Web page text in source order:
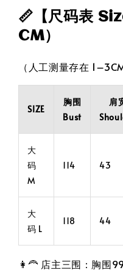
📏【尺码表
CM）
（人工测量存在
SIZE
胸围
Bust
肩
大
码
M
114 43
大
码 L
118 44
👩‍🦰 店主三围：胸围